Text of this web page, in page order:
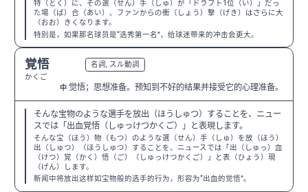
特（とく）に、その選（せん）手（しゅ）が「ドラフト1位（い）」だっ
た場（ば）合（あい）、ファンからの衝（しょう）撃（げき）はさらに大
（おお）きくなります。
特别是，如果那名球员是“选秀第一名”，给球迷带来的冲击会更大。
覚悟
かくご
名詞, スル動詞
中 觉悟；思想准备。预知到不好的结果并接受它的心理准备。
そんな宝物のような選手を放出（ほうしゅつ）することを、ニュー
スでは「出血覚悟（しゅっけつかくご）」と表現します。
そんな宝（ほう）物（もつ）のような選（せん）手（しゅ）を放（ほう）
出（しゅつ）（ほうしゅつ）することを、ニュースでは「出（しゅっ）血
（けつ）覚（かく）悟（ご）（しゅっけつかくご）」と表（ひょう）現
（げん）します。
新闻中将放出这样如宝物般的选手的行为，形容为“出血的觉悟”。